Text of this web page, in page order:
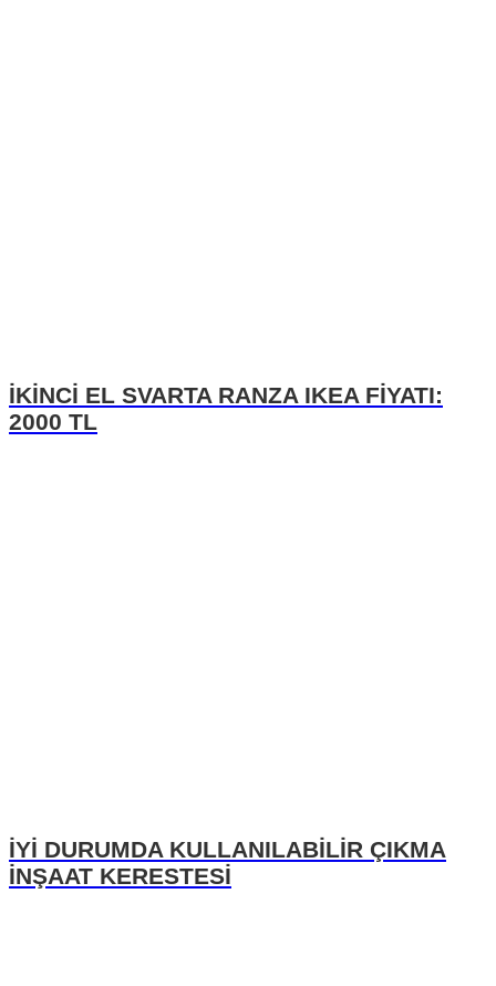
İKİNCİ EL SVARTA RANZA IKEA FİYATI:
2000 TL
İYİ DURUMDA KULLANILABİLİR ÇIKMA
İNŞAAT KERESTESİ